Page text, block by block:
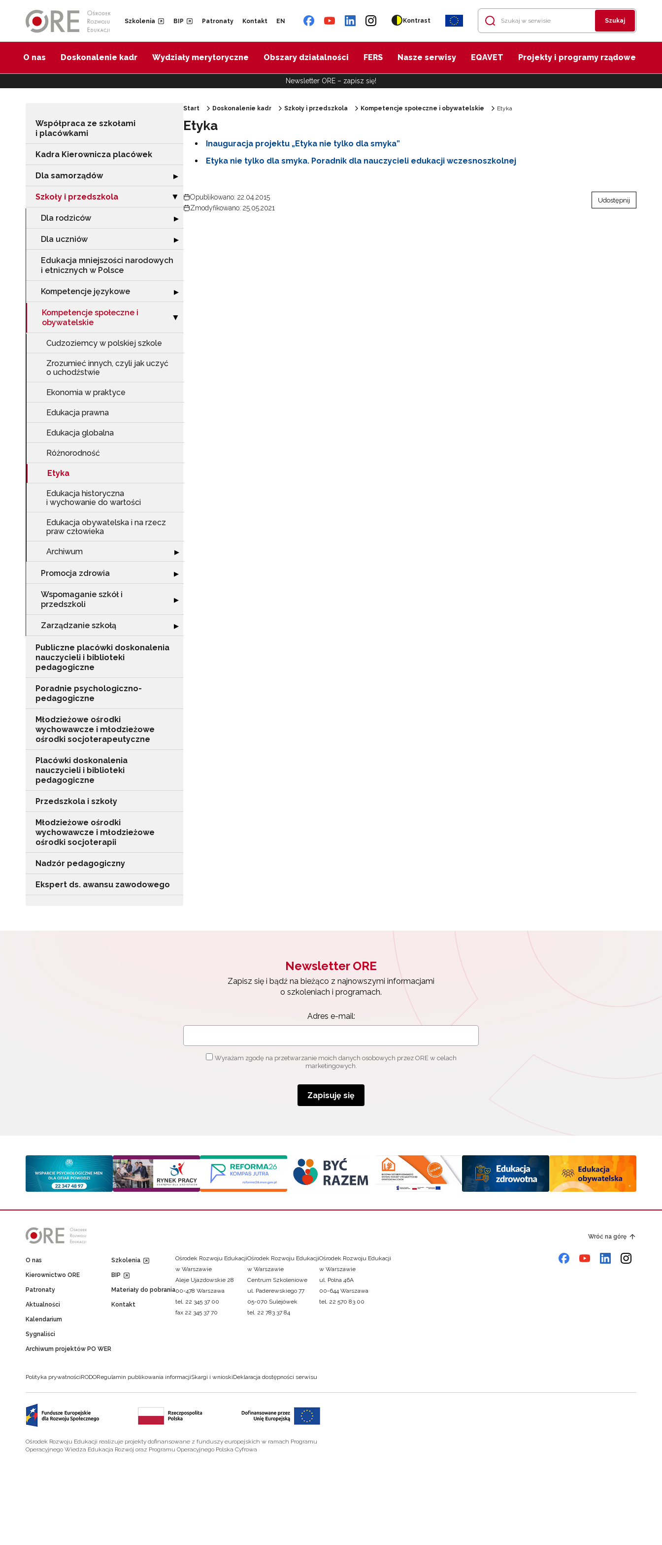
Szkolenia BIP Patronaty Kontakt EN Kontrast Szukaj
O nas Doskonalenie kadr Wydziały merytoryczne Obszary działalności FERS Nasze serwisy EQAVET Projekty i programy rządowe
Newsletter ORE – zapisz się!
Współpraca ze szkołami
i placówkami
Kadra Kierownicza placówek
Dla samorządów Rozwiń sekcję "Dla samorządów"
▶
Szkoły i przedszkola Zwiń sekcję "Szkoły i przedszkola"
▶
Dla rodziców Rozwiń sekcję "Dla rodziców"
▶
Dla uczniów Rozwiń sekcję "Dla uczniów"
▶
Edukacja mniejszości narodowych
i etnicznych w Polsce
Kompetencje językowe Rozwiń sekcję "Kompetencje językowe"
▶
Kompetencje społeczne i
obywatelskie
Zwiń sekcję "Kompetencje społeczne i obywatelskie"
▶
Cudzoziemcy w polskiej szkole
Zrozumieć innych, czyli jak uczyć
o uchodźstwie
Ekonomia w praktyce
Edukacja prawna
Edukacja globalna
Różnorodność
Etyka
Edukacja historyczna
i wychowanie do wartości
Edukacja obywatelska i na rzecz
praw człowieka
Archiwum Rozwiń sekcję "Archiwum"
▶
Promocja zdrowia Rozwiń sekcję "Promocja zdrowia"
▶
Wspomaganie szkół i
przedszkoli
Rozwiń sekcję "Wspomaganie szkół i przedszkoli"
▶
Zarządzanie szkołą Rozwiń sekcję "Zarządzanie szkołą"
▶
Publiczne placówki doskonalenia
nauczycieli i biblioteki
pedagogiczne
Poradnie psychologiczno-
pedagogiczne
Młodzieżowe ośrodki
wychowawcze i młodzieżowe
ośrodki socjoterapeutyczne
Placówki doskonalenia
nauczycieli i biblioteki
pedagogiczne
Przedszkola i szkoły
Młodzieżowe ośrodki
wychowawcze i młodzieżowe
ośrodki socjoterapii
Nadzór pedagogiczny
Ekspert ds. awansu zawodowego
Start Doskonalenie kadr Szkoły i przedszkola Kompetencje społeczne i obywatelskie Etyka
Etyka
Inauguracja projektu „Etyka nie tylko dla smyka”
Etyka nie tylko dla smyka. Poradnik dla nauczycieli edukacji wczesnoszkolnej
Opublikowano: 22.04.2015
Zmodyfikowano: 25.05.2021
Udostępnij
Newsletter ORE
Zapisz się i bądź na bieżąco z najnowszymi informacjami
o szkoleniach i programach.
Adres e-mail:
Wyrażam zgodę na przetwarzanie moich danych osobowych przez ORE w celach
marketingowych.
Zapisuję się
Wróć na górę
O nas
Kierownictwo ORE
Patronaty
Aktualności
Kalendarium
Sygnaliści
Archiwum projektów PO WER
Szkolenia
BIP
Materiały do pobrania
Kontakt
Ośrodek Rozwoju Edukacji
w Warszawie
Aleje Ujazdowskie 28
00-478 Warszawa
tel. 22 345 37 00
fax 22 345 37 70
Ośrodek Rozwoju Edukacji
w Warszawie
Centrum Szkoleniowe
ul. Paderewskiego 77
05-070 Sulejówek
tel. 22 783 37 84
Ośrodek Rozwoju Edukacji
w Warszawie
ul. Polna 46A
00-644 Warszawa
tel. 22 570 83 00
Polityka prywatnościRODORegulamin publikowania informacjiSkargi i wnioskiDeklaracja dostępności serwisu
Ośrodek Rozwoju Edukacji realizuje projekty dofinansowane z funduszy europejskich w ramach Programu
Operacyjnego Wiedza Edukacja Rozwój oraz Programu Operacyjnego Polska Cyfrowa